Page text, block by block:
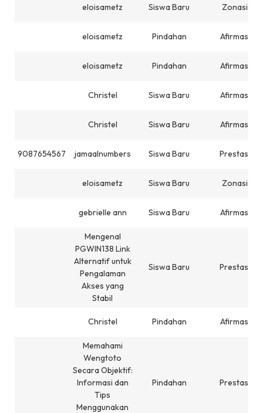
eloisametz Siswa Baru Zonasi
eloisametz Pindahan Afirmasi
eloisametz Pindahan Afirmasi
Christel Siswa Baru Afirmasi
Christel Siswa Baru Afirmasi
9087654567 jamaalnumbers Siswa Baru Prestasi
eloisametz Siswa Baru Zonasi
gebrielle ann Siswa Baru Afirmasi
Mengenal
PGWIN138 Link
Alternatif untuk
Pengalaman
Akses yang
Stabil
Siswa Baru Prestasi
Christel Pindahan Afirmasi
Memahami
Wengtoto
Secara Objektif:
Informasi dan
Tips
Menggunakan
Pindahan Prestasi